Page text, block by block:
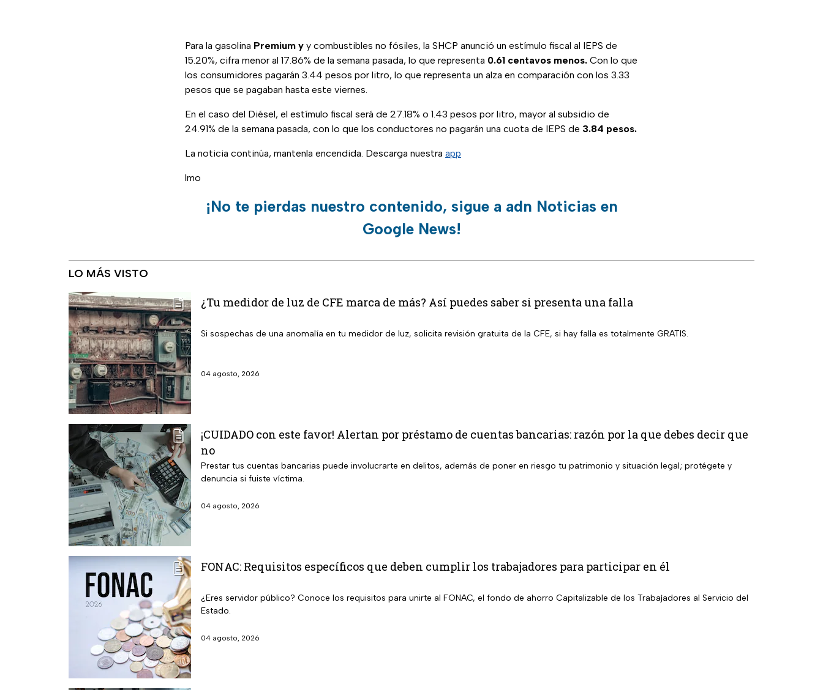
Para la gasolina Premium y y combustibles no fósiles, la SHCP anunció un estímulo fiscal al IEPS de
15.20%, cifra menor al 17.86% de la semana pasada, lo que representa 0.61 centavos menos. Con lo que
los consumidores pagarán 3.44 pesos por litro, lo que representa un alza en comparación con los 3.33
pesos que se pagaban hasta este viernes.
En el caso del Diésel, el estímulo fiscal será de 27.18% o 1.43 pesos por litro, mayor al subsidio de
24.91% de la semana pasada, con lo que los conductores no pagarán una cuota de IEPS de 3.84 pesos.
La noticia continúa, mantenla encendida. Descarga nuestra app
lmo
¡No te pierdas nuestro contenido, sigue a adn Noticias en
Google News!
LO MÁS VISTO
¿Tu medidor de luz de CFE marca de más? Así puedes saber si presenta una falla
Si sospechas de una anomalía en tu medidor de luz, solicita revisión gratuita de la CFE, si hay falla es totalmente GRATIS.
04 agosto, 2026
¡CUIDADO con este favor! Alertan por préstamo de cuentas bancarias: razón por la que debes decir que
no
Prestar tus cuentas bancarias puede involucrarte en delitos, además de poner en riesgo tu patrimonio y situación legal; protégete y
denuncia si fuiste víctima.
04 agosto, 2026
FONAC: Requisitos específicos que deben cumplir los trabajadores para participar en él
¿Eres servidor público? Conoce los requisitos para unirte al FONAC, el fondo de ahorro Capitalizable de los Trabajadores al Servicio del
Estado.
04 agosto, 2026